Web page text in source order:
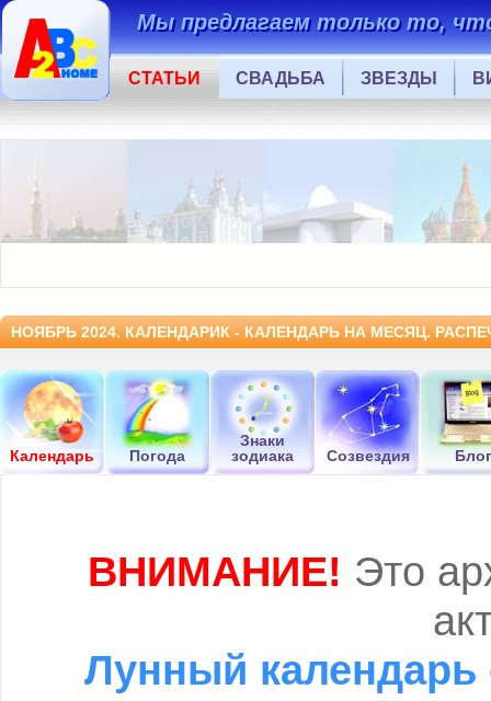
Мы предлагаем только то,
СТАТЬИ СВАДЬБА ЗВЕЗДЫ
НОЯБРЬ 2024. КАЛЕНДАРИК - КАЛЕНДАРЬ НА МЕСЯЦ.
Календарь Погода
Знаки
зодиака
Созвездия Блог
ВНИМАНИЕ! Это
Лунный календарь